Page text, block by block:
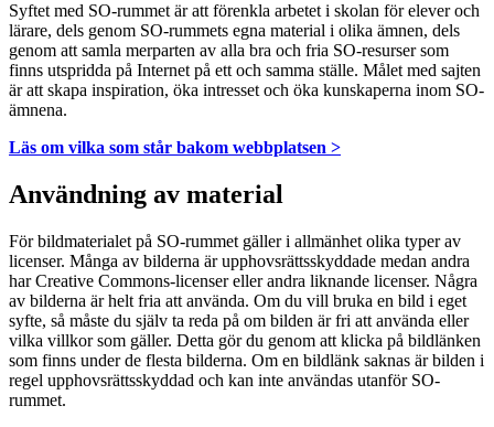
Syftet med SO-rummet är att förenkla arbetet i skolan för elever och
lärare, dels genom SO-rummets egna material i olika ämnen, dels
genom att samla merparten av alla bra och fria SO-resurser som
finns utspridda på Internet på ett och samma ställe. Målet med sajten
är att skapa inspiration, öka intresset och öka kunskaperna inom SO-
ämnena.
Läs om vilka som står bakom webbplatsen >
Användning av material
För bildmaterialet på SO-rummet gäller i allmänhet olika typer av
licenser. Många av bilderna är upphovsrättsskyddade medan andra
har Creative Commons-licenser eller andra liknande licenser. Några
av bilderna är helt fria att använda. Om du vill bruka en bild i eget
syfte, så måste du själv ta reda på om bilden är fri att använda eller
vilka villkor som gäller. Detta gör du genom att klicka på bildlänken
som finns under de flesta bilderna. Om en bildlänk saknas är bilden i
regel upphovsrättsskyddad och kan inte användas utanför SO-
rummet.